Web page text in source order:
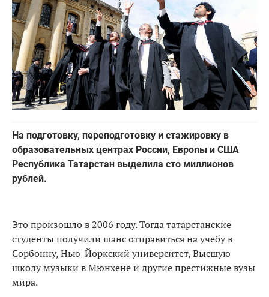
На подготовку, переподготовку и стажировку в
образовательных центрах России, Европы и США
Республика Татарстан выделила сто миллионов
рублей.
Это произошло в 2006 году. Тогда татарстанские
студенты получили шанс отправиться на учебу в
Сорбонну, Нью-Йоркский университет, Высшую
школу музыки в Мюнхене и другие престижные вузы
мира.